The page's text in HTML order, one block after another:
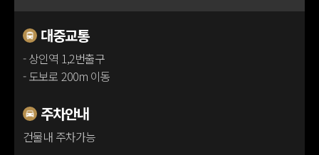
대중교통
- 상인역 1,2번출구
- 도보로 200m 이동
주차안내
건물내 주차가능